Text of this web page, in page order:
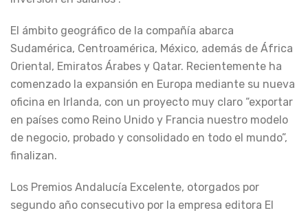
El ámbito geográfico de la compañía abarca
Sudamérica, Centroamérica, México, además de África
Oriental, Emiratos Árabes y Qatar. Recientemente ha
comenzado la expansión en Europa mediante su nueva
oficina en Irlanda, con un proyecto muy claro “exportar
en países como Reino Unido y Francia nuestro modelo
de negocio, probado y consolidado en todo el mundo”,
finalizan.
Los Premios Andalucía Excelente, otorgados por
segundo año consecutivo por la empresa editora El